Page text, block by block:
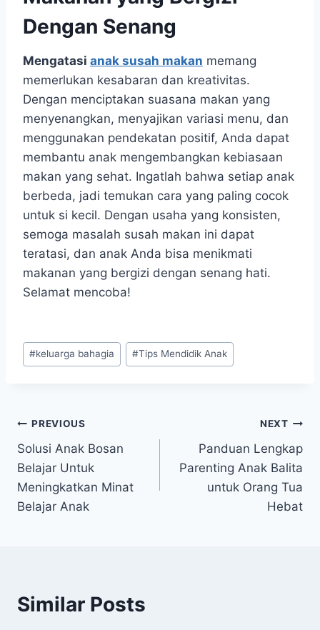
Dengan Senang
Mengatasi anak susah makan memang
memerlukan kesabaran dan kreativitas.
Dengan menciptakan suasana makan yang
menyenangkan, menyajikan variasi menu, dan
menggunakan pendekatan positif, Anda dapat
membantu anak mengembangkan kebiasaan
makan yang sehat. Ingatlah bahwa setiap anak
berbeda, jadi temukan cara yang paling cocok
untuk si kecil. Dengan usaha yang konsisten,
semoga masalah susah makan ini dapat
teratasi, dan anak Anda bisa menikmati
makanan yang bergizi dengan senang hati.
Selamat mencoba!
Post
Tags:
#keluarga bahagia #Tips Mendidik Anak
Navigasi
pos
PREVIOUS
Solusi Anak Bosan
Belajar Untuk
Meningkatkan Minat
Belajar Anak
NEXT
Panduan Lengkap
Parenting Anak Balita
untuk Orang Tua
Hebat
Similar Posts